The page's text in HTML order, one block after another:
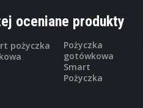
oceniane produkty
Pożyczka
gotówkowa
Smart
Pożyczka